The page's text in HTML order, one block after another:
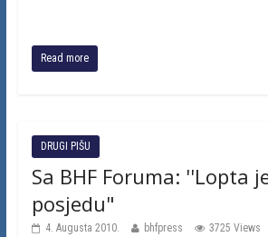
Read more
DRUGI PIŠU
Sa BHF Foruma: ''Lopta
posjedu"
4. Augusta 2010. bhfpress 3725 Views